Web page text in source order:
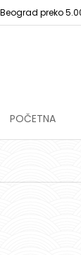
preko
POČETNA